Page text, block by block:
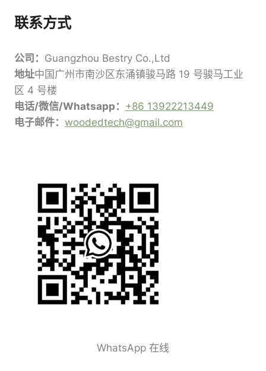
联系方式
公司： Guangzhou Bestry Co.,Ltd
地址中国广州市南沙区东涌镇骏马路 19 号骏马工业
区 4 号楼
电话/微信/Whatsapp： +86 13922213449
电子邮件： woodedtech@gmail.com
WhatsApp 在线